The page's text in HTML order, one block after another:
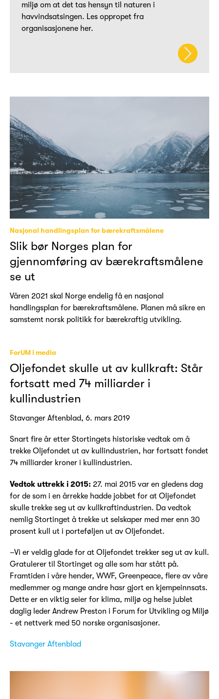
miljø om at det tas hensyn til naturen i
havvindsatsingen. Les oppropet fra
organisasjonene her.
Nasjonal handlingsplan for bærekraftsmålene
Slik bør Norges plan for
gjennomføring av bærekraftsmålene
se ut
Våren 2021 skal Norge endelig få en nasjonal
handlingsplan for bærekraftsmålene. Planen må sikre en
samstemt norsk politikk for bærekraftig utvikling.
ForUM i media
Oljefondet skulle ut av kullkraft: Står
fortsatt med 74 milliarder i
kullindustrien
Stavanger Aftenblad, 6. mars 2019
Snart fire år etter Stortingets historiske vedtak om å
trekke Oljefondet ut av kullindustrien, har fortsatt fondet
74 milliarder kroner i kullindustrien.
Vedtok uttrekk i 2015: 27. mai 2015 var en gledens dag
for de som i en årrekke hadde jobbet for at Oljefondet
skulle trekke seg ut av kullkraftindustrien. Da vedtok
nemlig Stortinget å trekke ut selskaper med mer enn 30
prosent kull ut i porteføljen ut av Oljefondet.
–Vi er veldig glade for at Oljefondet trekker seg ut av kull.
Gratulerer til Stortinget og alle som har stått på.
Framtiden i våre hender, WWF, Greenpeace, flere av våre
medlemmer og mange andre hasr gjort en kjempeinnsats.
Dette er en viktig seier for klima, miljø og helse jublet
daglig leder Andrew Preston i Forum for Utvikling og Miljø
- et nettverk med 50 norske organisasjoner.
Stavanger Aftenblad